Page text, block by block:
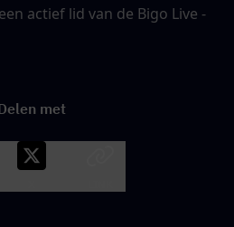
actief lid van de Bigo Live -
met